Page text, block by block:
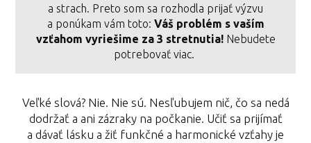
a strach. Preto som sa rozhodla prijať výzvu
a ponúkam vám toto: Váš problém s vaším
vzťahom vyriešime za 3 stretnutia!Nebudete
potrebovať viac.
Veľké slová? Nie. Nie sú. Nesľubujem nič, čo sa nedá
dodržať a ani zázraky na počkanie. Učiť sa prijímať
a dávať lásku a žiť funkčné a harmonické vzťahy je